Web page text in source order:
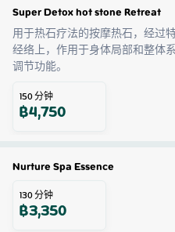
Super Detox hot stone Retreat
用于热石疗法的按摩热石，经过
经络上，作用于身体局部和整体
调节功能。
150分钟
฿4,750
Nurture Spa Essence
130分钟
฿3,350